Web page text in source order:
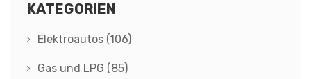
KATEGORIEN
Elektroautos (106)
Gas und LPG (85)